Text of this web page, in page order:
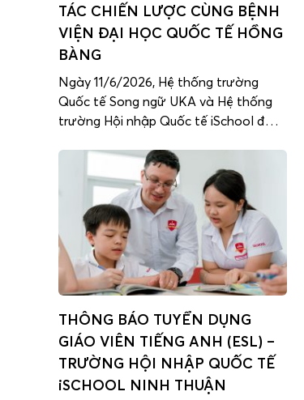
TÁC CHIẾN LƯỢC CÙNG BỆNH
VIỆN ĐẠI HỌC QUỐC TẾ HỒNG
BÀNG
Ngày 11/6/2026, Hệ thống trường
Quốc tế Song ngữ UKA và Hệ thống
trường Hội nhập Quốc tế iSchool đã
hợp tác (MOU) cùng Bệnh viện Đại
học Quốc tế Hồng Bàng, mở ra bước
phát triển mới trong hành trình xây
dựng môi trường học đường […]
THÔNG BÁO TUYỂN DỤNG
GIÁO VIÊN TIẾNG ANH (ESL) –
TRƯỜNG HỘI NHẬP QUỐC TẾ
iSCHOOL NINH THUẬN